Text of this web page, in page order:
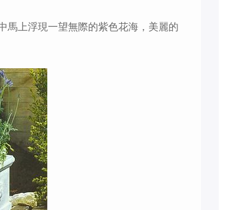
馬上浮現一望無際的紫色花海，美麗的